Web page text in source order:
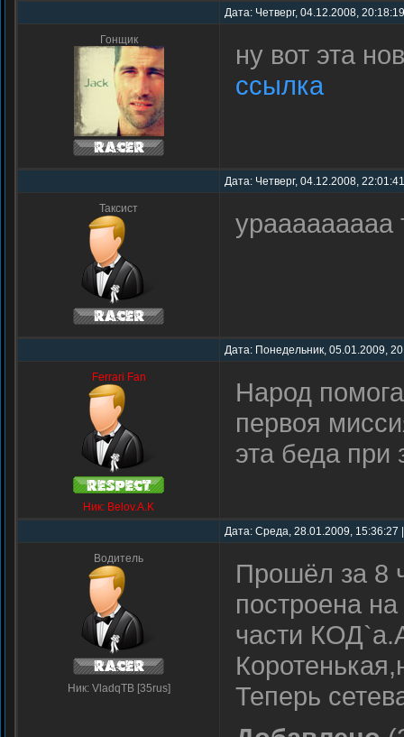
Дата: Четверг, 04.12.2008,
Гонщик
ну вот эта
ссылка
Дата: Четверг, 04.12.2008,
Таксист урааааааааа
Дата: Понедельник, 05.01.2009,
Ferrari Fan
Ник: Belov.A.K
Hарод
первоя
эта беда при
Дата: Среда, 28.01.2009,
Водитель
Ник: VladqTB [35rus]
Прошёл за 8
построена
части
Теперь